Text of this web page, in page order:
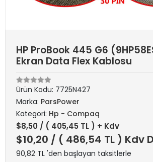
HP ProBook 445 G6
Ekran Data Flex Kablosu
Ürün Kodu: 7725N427
Marka: ParsPower
Kategori: Hp - Compaq
$8,50 / ( 405,45 TL ) + Kdv
$10,20 / ( 486,54 TL ) Kdv
90,82 TL 'den başlayan taksitlerle